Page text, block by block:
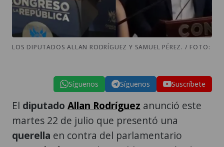
LOS DIPUTADOS ALLAN RODRÍGUEZ Y SAMUEL PÉREZ. / FOTO:
Síguenos Síguenos Suscríbete
El diputado Allan Rodríguez anunció este
martes 22 de julio que presentó una
querella en contra del parlamentario